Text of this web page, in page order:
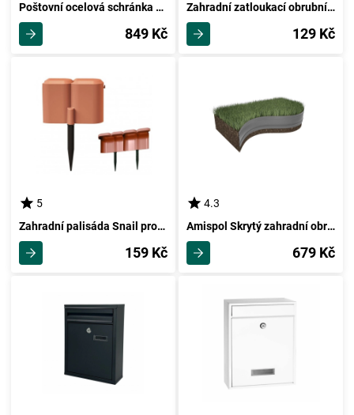
Poštovní ocelová schránka s okénky a tubusem BK.210.HM
849 Kč
Zahradní zatloukací obrubník, 1,07 m
129 Kč
5
Zahradní palisáda Snail proti slimákům terakota, 190 cm
159 Kč
4.3
Amispol Skrytý zahradní obrubník, 12,5 x 1200 cm
679 Kč